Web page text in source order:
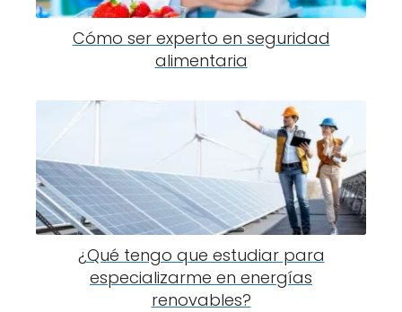
Cómo ser experto en seguridad
alimentaria
¿Qué tengo que estudiar para
especializarme en energías
renovables?